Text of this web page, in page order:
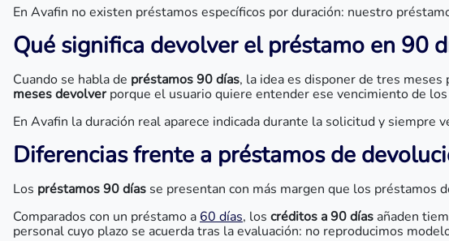
En Avafin no existen préstamos específicos por duración: nuestro
Qué significa devolver el préstamo en 90
Cuando se habla de préstamos 90 días, la idea es disponer de tres
meses devolverporque el usuario quiere entender ese vencimiento de los
En Avafin la duración real aparece indicada durante la solicitud y
Diferencias frente a préstamos de
Los préstamos 90 días se presentan con más margen que los préstamos
Comparados con un préstamo a 60 días, los créditos a 90 días añaden
personal cuyo plazo se acuerda tras la evaluación: no reproducimos